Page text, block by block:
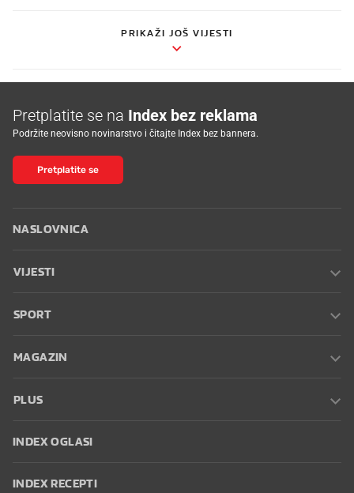
PRIKAŽI JOŠ VIJESTI
Pretplatite se na Index bez reklama
Podržite neovisno novinarstvo i čitajte Index bez bannera.
Pretplatite se
NASLOVNICA
VIJESTI
SPORT
MAGAZIN
PLUS
INDEX OGLASI
INDEX RECEPTI